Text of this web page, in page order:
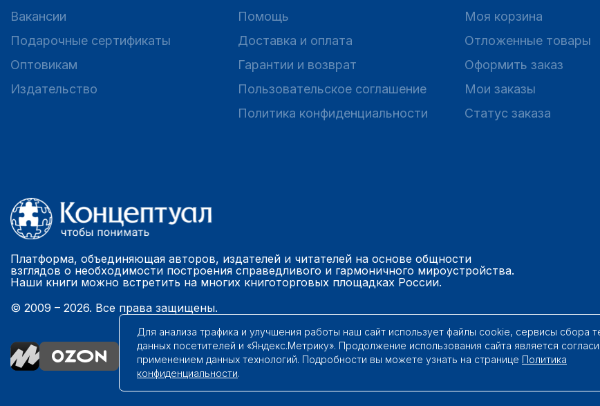
Вакансии
Подарочные сертификаты
Оптовикам
Издательство
Помощь
Доставка и оплата
Гарантии и возврат
Пользовательское соглашение
Политика конфиденциальности
Моя корзина
Отложенные товары
Оформить заказ
Мои заказы
Статус заказа
Платформа, объединяющая авторов, издателей и читателей на основе общности
взглядов о необходимости построения справедливого и гармоничного мироустройства.
Наши книги можно встретить на многих книготорговых площадках России.
© 2009 – 2026. Все права защищены.
Для анализа трафика и улучшения работы наш сайт использует файлы cookie, сервисы сбора
данных посетителей и «Яндекс.Метрику». Продолжение использования сайта является
применением данных технологий. Подробности вы можете узнать на странице Политика
конфиденциальности.